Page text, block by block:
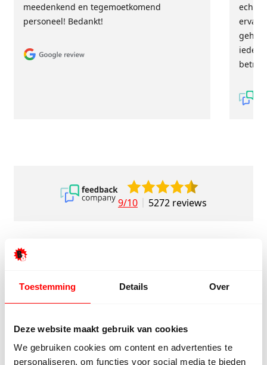
Toestemming Details Over
Deze website maakt gebruik van cookies
We gebruiken cookies om content en advertenties te
personaliseren, om functies voor social media te bieden
meedenkend en tegemoetkomend
personeel! Bedankt!
echt
9/10 5272 reviews
Bekijk klantverhalen